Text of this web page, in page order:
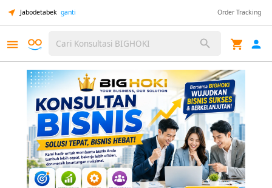
Jabodetabek ganti Order Tracking
Cari Konsultasi BIGHOKI